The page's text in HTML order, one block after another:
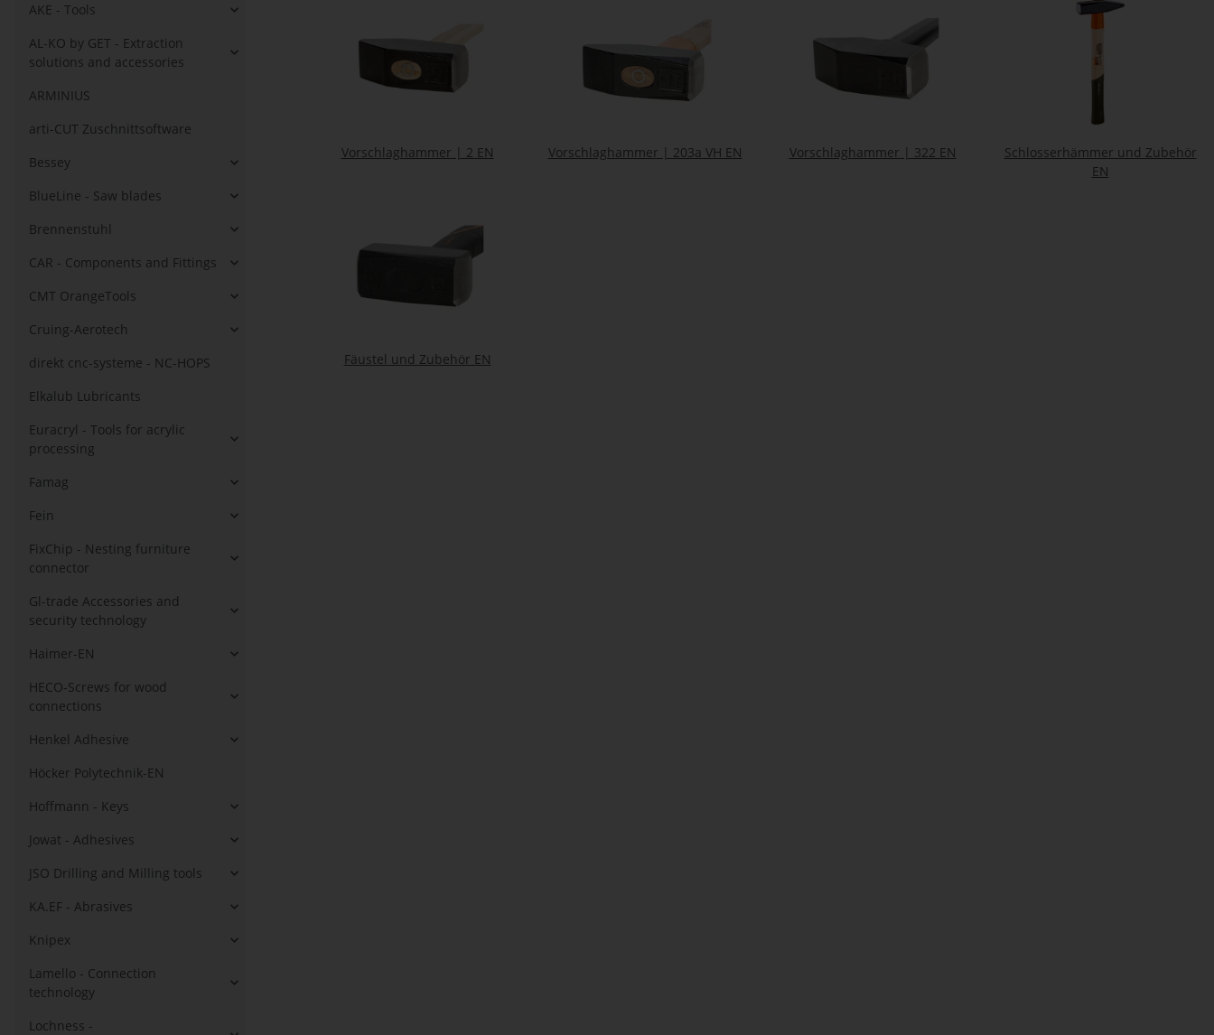
Vorschlaghammer | 2 EN Vorschlaghammer | 203a VH EN Vorschlaghammer | 322 EN
Schlosserhämmer und Zubehör
EN
Fäustel und Zubehör EN
AKE - Tools
AL-KO by GET - Extraction
solutions and accessories
ARMINIUS
arti-CUT Zuschnittsoftware
Bessey
BlueLine - Saw blades
Brennenstuhl
CAR - Components and Fittings
CMT OrangeTools
Cruing-Aerotech
direkt cnc-systeme - NC-HOPS
Elkalub Lubricants
Euracryl - Tools for acrylic
processing
Famag
Fein
FixChip - Nesting furniture
connector
Gl-trade Accessories and
security technology
Haimer-EN
HECO-Screws for wood
connections
Henkel Adhesive
Höcker Polytechnik-EN
Hoffmann - Keys
Jowat - Adhesives
JSO Drilling and Milling tools
KA.EF - Abrasives
Knipex
Lamello - Connection
technology
Lochness -